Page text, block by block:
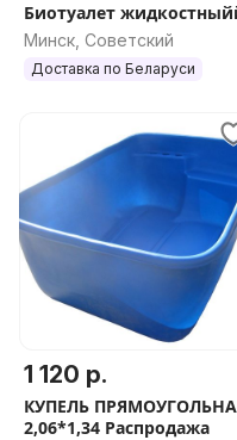
Биотуалет
Минск, Советский
Доставка по Беларуси
1 120 р.
КУПЕЛЬ
2,06*1,34 Распродажа